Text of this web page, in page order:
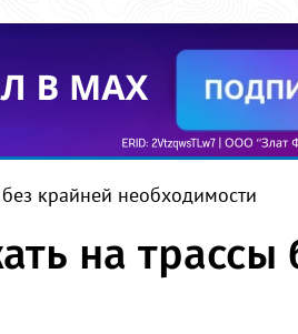
крайней необходимости
на трассы